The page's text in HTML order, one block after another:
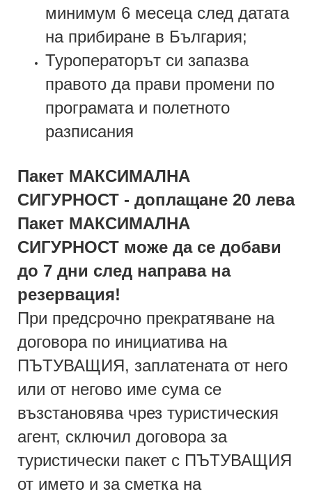
минимум 6 месеца след датата
на прибиране в България;
Туроператорът си запазва
правото да прави промени по
програмата и полетното
разписания
Пакет МАКСИМАЛНА
СИГУРНОСТ - доплащане 20 лева
Пакет МАКСИМАЛНА
СИГУРНОСТ може да се добави
до 7 дни след направа на
резервация!
При предсрочно прекратяване на
договора по инициатива на
ПЪТУВАЩИЯ, заплатената от него
или от негово име сума се
възстановява чрез туристическия
агент, сключил договора за
туристически пакет с ПЪТУВАЩИЯ
от името и за сметка на